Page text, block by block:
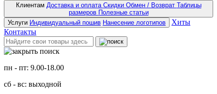
Клиентам Доставка и оплата Скидки Обмен / Возврат Таблицы
размеров Полезные статьи
Услуги Индивидуальный пошив Нанесение логотипов
Хиты
Контакты
пн - пт: 9.00-18.00
сб - вс: выходной